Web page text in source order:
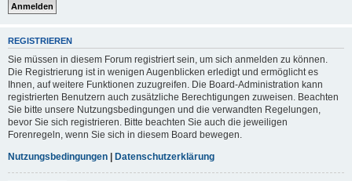
REGISTRIEREN
Sie müssen in diesem Forum registriert sein, um sich anmelden zu können.
Die Registrierung ist in wenigen Augenblicken erledigt und ermöglicht es
Ihnen, auf weitere Funktionen zuzugreifen. Die Board-Administration kann
registrierten Benutzern auch zusätzliche Berechtigungen zuweisen. Beachten
Sie bitte unsere Nutzungsbedingungen und die verwandten Regelungen,
bevor Sie sich registrieren. Bitte beachten Sie auch die jeweiligen
Forenregeln, wenn Sie sich in diesem Board bewegen.
Nutzungsbedingungen | Datenschutzerklärung